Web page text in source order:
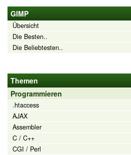
GIMP
Übersicht
Die Besten..
Die Beliebtesten..
Themen
Programmieren
.htaccess
AJAX
Assembler
C / C++
CGI / Perl